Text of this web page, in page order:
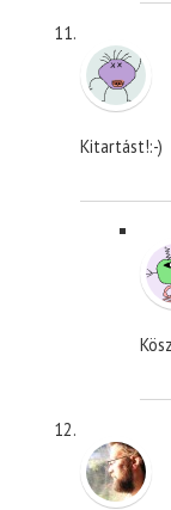
Kitartást!:-)